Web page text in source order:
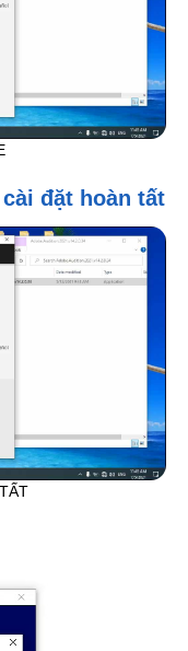
đặt hoàn tất